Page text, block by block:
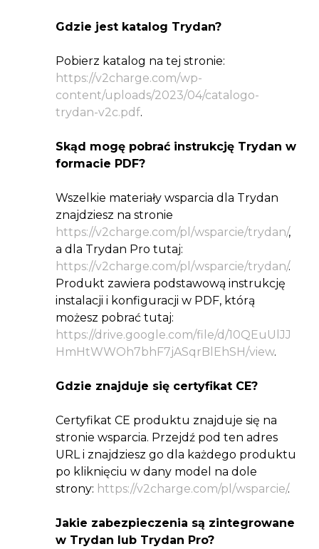
Gdzie jest katalog Trydan?
Pobierz katalog na tej stronie:
https://v2charge.com/wp-
content/uploads/2023/04/catalogo-
trydan-v2c.pdf.
Skąd mogę pobrać instrukcję Trydan w
formacie PDF?
Wszelkie materiały wsparcia dla Trydan
znajdziesz na stronie
https://v2charge.com/pl/wsparcie/trydan/,
a dla Trydan Pro tutaj:
https://v2charge.com/pl/wsparcie/trydan/.
Produkt zawiera podstawową instrukcję
instalacji i konfiguracji w PDF, którą
możesz pobrać tutaj:
https://drive.google.com/file/d/10QEuUlJJ
HmHtWWOh7bhF7jASqrBlEhSH/view.
Gdzie znajduje się certyfikat CE?
Certyfikat CE produktu znajduje się na
stronie wsparcia. Przejdź pod ten adres
URL i znajdziesz go dla każdego produktu
po kliknięciu w dany model na dole
strony: https://v2charge.com/pl/wsparcie/.
Jakie zabezpieczenia są zintegrowane
w Trydan lub Trydan Pro?